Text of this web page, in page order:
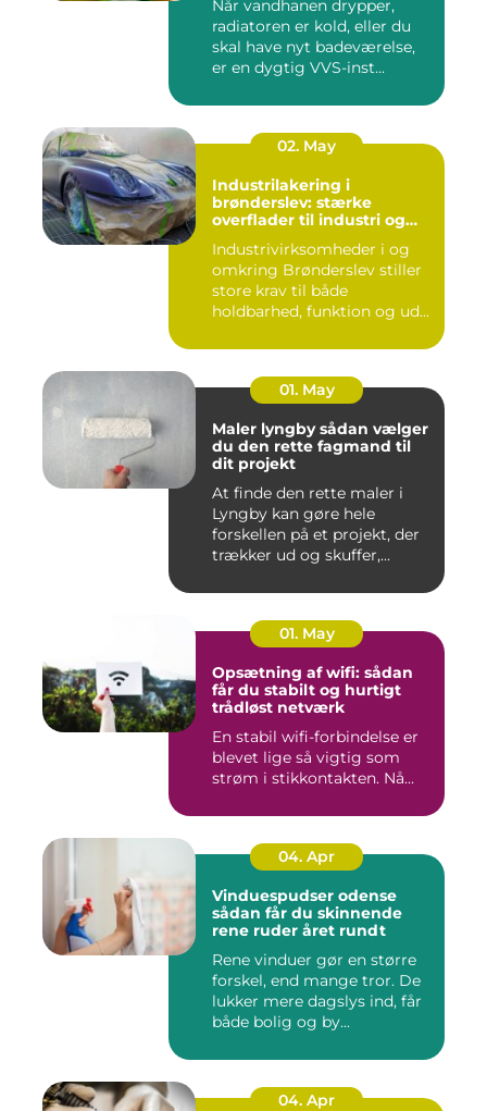
Når vandhanen drypper,
radiatoren er kold, eller du
skal have nyt badeværelse,
er en dygtig VVS-inst...
02. May
Industrilakering i
brønderslev: stærke
overflader til industri og
Industrivirksomheder i og
omkring Brønderslev stiller
store krav til både
holdbarhed, funktion og ud...
01. May
Maler lyngby sådan vælger
du den rette fagmand til
dit projekt
At finde den rette maler i
Lyngby kan gøre hele
forskellen på et projekt, der
trækker ud og skuffer,...
01. May
Opsætning af wifi: sådan
får du stabilt og hurtigt
trådløst netværk
En stabil wifi-forbindelse er
blevet lige så vigtig som
strøm i stikkontakten. Nå...
04. Apr
Vinduespudser odense
sådan får du skinnende
rene ruder året rundt
Rene vinduer gør en større
forskel, end mange tror. De
lukker mere dagslys ind, får
både bolig og by...
04. Apr